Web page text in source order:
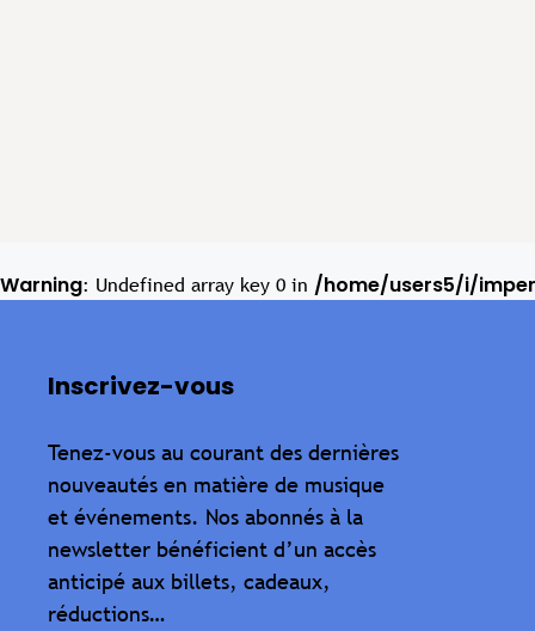
Warning: Undefined array key 0 in /home/users5/i/
Inscrivez-vous
Tenez-vous au courant des dernières
nouveautés en matière de musique
et événements. Nos abonnés à la
newsletter bénéficient d’un accès
anticipé aux billets, cadeaux,
réductions…